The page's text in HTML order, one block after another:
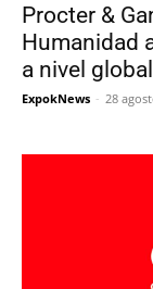
Procter &
Humanidad
a nivel global
ExpokNews - 28